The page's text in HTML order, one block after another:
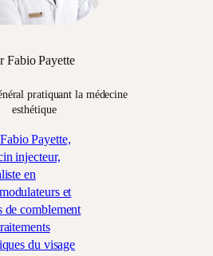
Fabio Payette
pratiquant la médecine
esthétique